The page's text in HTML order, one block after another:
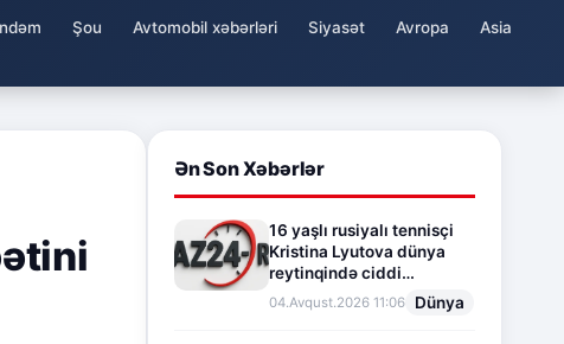
Şou Avtomobil xəbərləri Siyasət Avropa
Asia
Ən Son Xəbərlər
16 yaşlı rusiyalı tennisçi
Kristina Lyutova dünya
reytinqində ciddi
irəliləyişə imza atdı
04.Avqust.2026 11:06 Dünya